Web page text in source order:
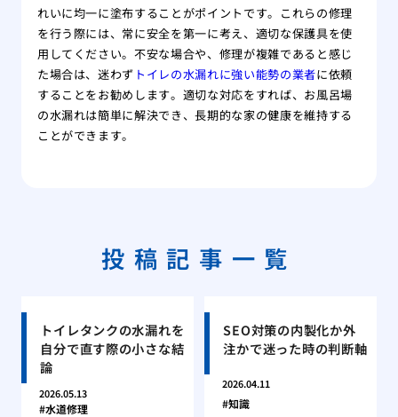
れいに均一に塗布することがポイントです。これらの修理
を行う際には、常に安全を第一に考え、適切な保護具を使
用してください。不安な場合や、修理が複雑であると感じ
た場合は、迷わず トイレの水漏れに強い能勢の業者に依頼
することをお勧めします。適切な対応をすれば、お風呂場
の水漏れは簡単に解決でき、長期的な家の健康を維持する
ことができます。
投稿記事一覧
トイレタンクの水漏れを
自分で直す際の小さな結
論
2026.05.13
水道修理
SEO対策の内製化か外
注かで迷った時の判断軸
2026.04.11
知識